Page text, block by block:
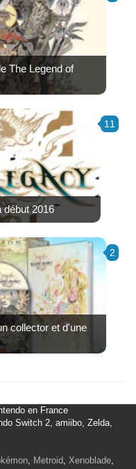
The Legend of
11
début 2016
2
collector et d'une
en France
Switch 2, amiibo, Zelda,
Metroid Xenoblade